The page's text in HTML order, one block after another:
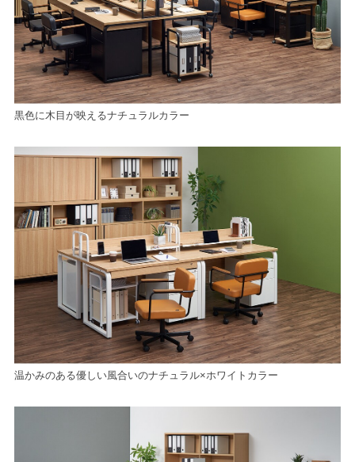
黒色に木目が映えるナチュラルカラー
温かみのある優しい風合いのナチュラル×ホワイトカラー